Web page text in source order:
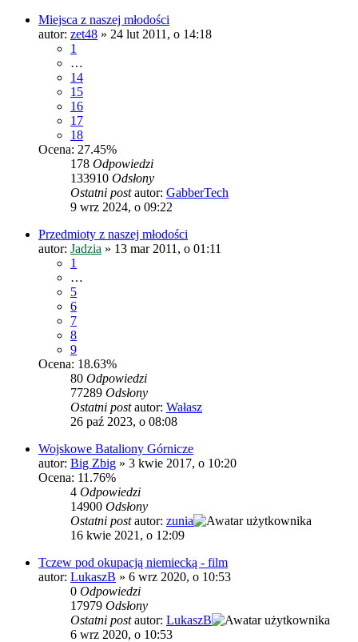
Miejsca z naszej młodości
autor: zet48 » 24 lut 2011, o 14:18
1
…
14
15
16
17
18
Ocena: 27.45%
178 Odpowiedzi
133910 Odsłony
Ostatni postautor: GabberTech
9 wrz 2024, o 09:22
Przedmioty z naszej młodości
autor: Jadzia » 13 mar 2011, o 01:11
1
…
5
6
7
8
9
Ocena: 18.63%
80 Odpowiedzi
77289 Odsłony
Ostatni postautor: Wałasz
26 paź 2023, o 08:08
Wojskowe Bataliony Górnicze
autor: Big Zbig » 3 kwie 2017, o 10:20
Ocena: 11.76%
4 Odpowiedzi
14900 Odsłony
Ostatni postautor: zunia
16 kwie 2021, o 12:09
Tczew pod okupacją niemiecką - film
autor: LukaszB » 6 wrz 2020, o 10:53
0 Odpowiedzi
17979 Odsłony
Ostatni postautor: LukaszB
6 wrz 2020, o 10:53